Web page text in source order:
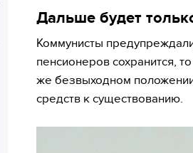
Дальше будет
Коммунисты
пенсионеров сохранится,
же безвыходном
средств к существованию.